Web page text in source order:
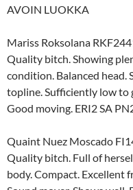
AVOIN LUOKKA
Mariss Roksolana
Quality bitch. Showing
condition. Balanced
topline. Sufficiently low to
Good moving. ERI2 SA
Quaint Nuez Moscado
Quality bitch. Full of
body. Compact. Excellent